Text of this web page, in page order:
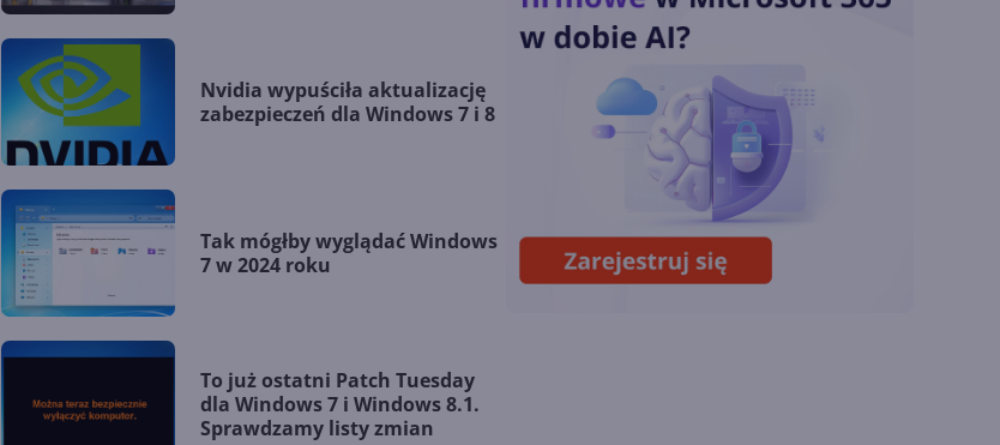
Nvidia wypuściła aktualizację
zabezpieczeń dla Windows 7 i 8
Tak mógłby wyglądać Windows
7 w 2024 roku
To już ostatni Patch Tuesday
dla Windows 7 i Windows 8.1.
Sprawdzamy listy zmian
chmury. Microsoft
ogłasza znakomite
wyniki i
superaplikację
Sztuczna inteligencja
wspiera odkrycia
naukowe. OpenAI
startuje z nowym